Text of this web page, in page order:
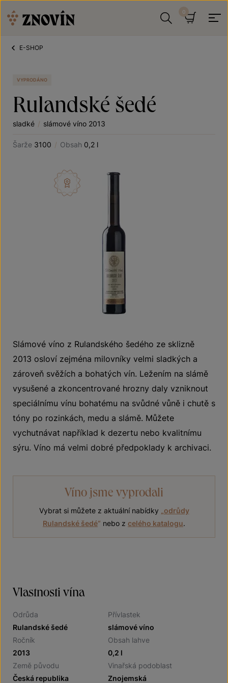
E-SHOP
VYPRODÁNO
Rulandské šedé
sladké / slámové víno 2013
Šarže 3100 / Obsah 0,2 l
Slámové víno z Rulandského šedého ze sklizně
2013 osloví zejména milovníky velmi sladkých a
zároveň svěžích a bohatých vín. Ležením na slámě
vysušené a zkoncentrované hrozny daly vzniknout
speciálnímu vínu bohatému na svůdné vůně i chutě s
tóny po rozinkách, medu a slámě. Můžete
vychutnávat například k dezertu nebo kvalitnímu
sýru. Víno má velmi dobré předpoklady k archivaci.
Víno jsme vyprodali
Vybrat si můžete z aktuální nabídky
odrůdy
Rulandské šedé“ nebo z celého katalogu.
Vlastnosti vína
Odrůda
Rulandské šedé
Přívlastek
slámové víno
Ročník
2013
Obsah lahve
0,2 l
Země původu
Česká republika
Vinařská podoblast
Znojemská